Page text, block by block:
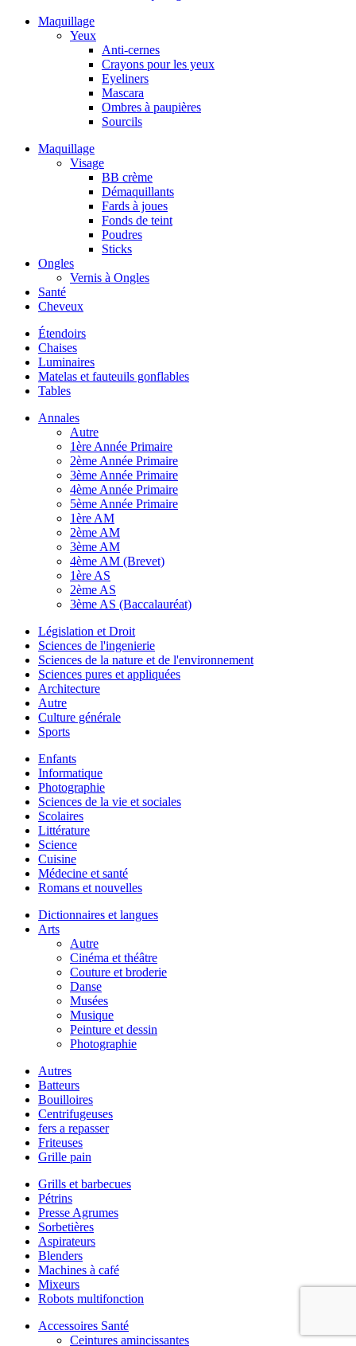
Maquillage
Yeux
Anti-cernes
Crayons pour les yeux
Eyeliners
Mascara
Ombres à paupières
Sourcils
Maquillage
Visage
BB crème
Démaquillants
Fards à joues
Fonds de teint
Poudres
Sticks
Ongles
Vernis à Ongles
Santé
Cheveux
Étendoirs
Chaises
Luminaires
Matelas et fauteuils gonflables
Tables
Annales
Autre
1ère Année Primaire
2ème Année Primaire
3ème Année Primaire
4ème Année Primaire
5ème Année Primaire
1ère AM
2ème AM
3ème AM
4ème AM (Brevet)
1ère AS
2ème AS
3ème AS (Baccalauréat)
Législation et Droit
Sciences de l'ingenierie
Sciences de la nature et de l'environnement
Sciences pures et appliquées
Architecture
Autre
Culture générale
Sports
Enfants
Informatique
Photographie
Sciences de la vie et sociales
Scolaires
Littérature
Science
Cuisine
Médecine et santé
Romans et nouvelles
Dictionnaires et langues
Arts
Autre
Cinéma et théâtre
Couture et broderie
Danse
Musées
Musique
Peinture et dessin
Photographie
Autres
Batteurs
Bouilloires
Centrifugeuses
fers a repasser
Friteuses
Grille pain
Grills et barbecues
Pétrins
Presse Agrumes
Sorbetières
Aspirateurs
Blenders
Machines à café
Mixeurs
Robots multifonction
Accessoires Santé
Ceintures amincissantes